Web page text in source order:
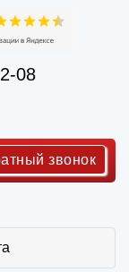
08
звонок